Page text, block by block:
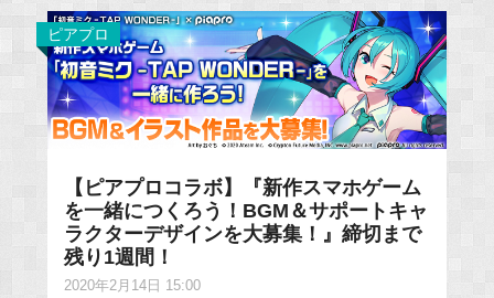
ピアプロ
【ピアプロコラボ】『新作スマホゲーム
を一緒につくろう！BGM＆サポートキャ
ラクターデザインを大募集！』締切まで
残り1週間！
2020年2月14日 15:00